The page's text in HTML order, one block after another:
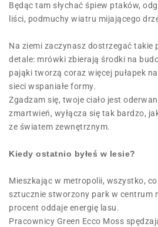
Będąc tam słychać śpiew ptaków,
liści, podmuchy wiatru mijającego
Na ziemi zaczynasz dostrzegać takie
detale: mrówki zbierają środki na
pająki tworzą coraz więcej pułapek
sieci wspaniałe formy.
Zgadzam się, twoje ciało jest
zmartwień, wyłącza się tak bardzo,
ze światem zewnętrznym.
Kiedy ostatnio byłeś w lesie?
Mieszkając w metropolii, wszystko,
sztucznie stworzony park w centrum
procent oddaje energię lasu.
Pracownicy Green Ecco Moss